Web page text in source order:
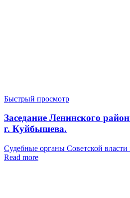
Быстрый просмотр
Заседание Ленинского
г. Куйбышева.
Судебные органы Советской власти
Read more